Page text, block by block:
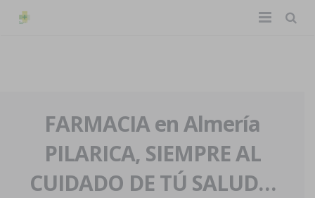
La farmacia
Nuestra historia
Nuestro equipo
Eventos
Servicios y reservas
FARMACIA en Almería
PILARICA, SIEMPRE AL
CUIDADO DE TÚ SALUD…